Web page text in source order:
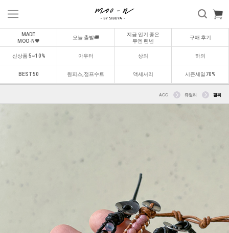
MADE
MOO-N🖤
오늘 출발🚚
지금 입기 좋은
무엔 린넨
구매 후기
신상품 5~10% 아우터 상의 하의
BEST 50 원피스,점프수트 액세서리 시즌세일70%
ACC 쥬얼리 팔찌